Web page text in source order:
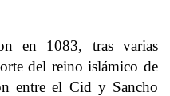
en 1083, tras varias
del reino islámico de
entre el Cid y Sancho